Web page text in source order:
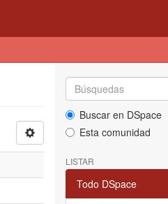
Buscar en DSpace
Esta comunidad
LISTAR
Todo DSpace